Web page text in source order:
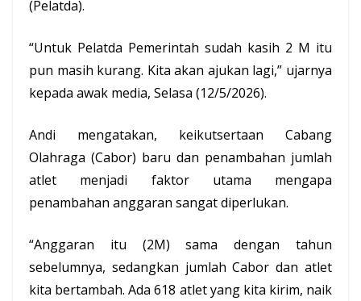
(Pelatda).
“Untuk Pelatda Pemerintah sudah kasih 2 M itu
pun masih kurang. Kita akan ajukan lagi,” ujarnya
kepada awak media, Selasa (12/5/2026).
Andi mengatakan, keikutsertaan Cabang
Olahraga (Cabor) baru dan penambahan jumlah
atlet menjadi faktor utama mengapa
penambahan anggaran sangat diperlukan.
“Anggaran itu (2M) sama dengan tahun
sebelumnya, sedangkan jumlah Cabor dan atlet
kita bertambah. Ada 618 atlet yang kita kirim, naik